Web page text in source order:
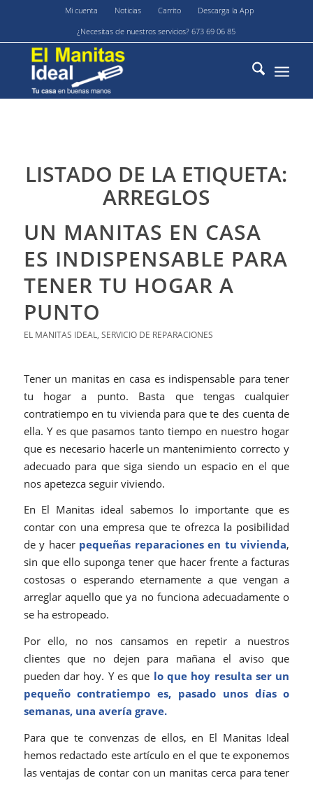
Mi cuenta Noticias Carrito
Descarga la App
¿Necesitas de nuestros servicios? 673 69 06 85
LISTADO DE LA ETIQUETA:
ARREGLOS
UN MANITAS EN CASA
ES INDISPENSABLE PARA
TENER TU HOGAR A
PUNTO
EL MANITAS IDEAL, SERVICIO DE REPARACIONES
Tener un manitas en casa es indispensable para tener
tu hogar a punto. Basta que tengas cualquier
contratiempo en tu vivienda para que te des cuenta de
ella. Y es que pasamos tanto tiempo en nuestro hogar
que es necesario hacerle un mantenimiento correcto y
adecuado para que siga siendo un espacio en el que
nos apetezca seguir viviendo.
En El Manitas ideal sabemos lo importante que es
contar con una empresa que te ofrezca la posibilidad
de y hacer pequeñas reparaciones en tu vivienda,
sin que ello suponga tener que hacer frente a facturas
costosas o esperando eternamente a que vengan a
arreglar aquello que ya no funciona adecuadamente o
se ha estropeado.
Por ello, no nos cansamos en repetir a nuestros
clientes que no dejen para mañana el aviso que
pueden dar hoy. Y es que lo que hoy resulta ser un
pequeño contratiempo es, pasado unos días o
semanas, una avería grave.
Para que te convenzas de ellos, en El Manitas Ideal
hemos redactado este artículo en el que te exponemos
las ventajas de contar con un manitas cerca para tener